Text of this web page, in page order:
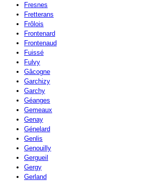
Fresnes
Fretterans
Frôlois
Frontenard
Frontenaud
Fuissé
Fulvy
Gâcogne
Garchizy
Garchy
Géanges
Gemeaux
Genay
Génelard
Genlis
Genouilly
Gergueil
Gergy
Gerland